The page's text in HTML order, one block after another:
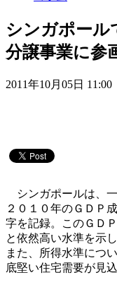
シンガポール
分譲事業に参
2011年10月05日 11:00
シンガポールは、一
２０１０年のＧＤＰ
字を記録。このＧＤ
と依然高い水準を示
また、所得水準につ
底堅い住宅需要が見